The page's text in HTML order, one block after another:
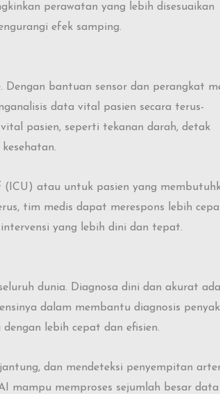
perawatan yang lebih disesuaikan
efek samping.
bantuan sensor dan perangkat
data vital pasien secara terus-
pasien, seperti tekanan darah, detak
atau untuk pasien yang
tim medis dapat merespons lebih
yang lebih dini dan tepat.
dunia. Diagnosa dini dan akurat
dalam membantu diagnosis
lebih cepat dan efisien.
dan mendeteksi penyempitan
mampu memproses sejumlah besar